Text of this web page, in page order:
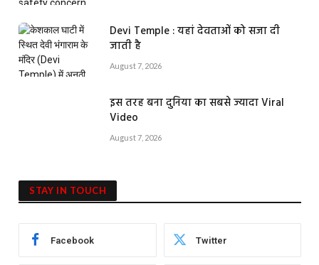
Devi Temple : यहां देवताओं को सजा दी
जाती है
August 7, 2026
इस तरह बना दुनिया का सबसे ज्यादा Viral
Video
August 7, 2026
STAY IN TOUCH
Facebook Twitter